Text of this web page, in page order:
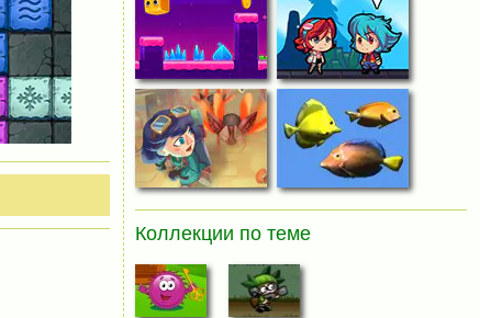
Коллекции по теме